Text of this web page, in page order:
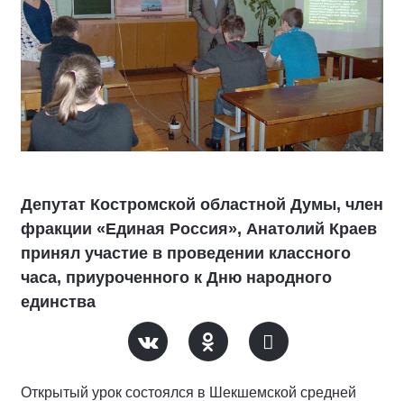
Депутат Костромской областной Думы, член
фракции «Единая Россия», Анатолий Краев
принял участие в проведении классного
часа, приуроченного к Дню народного
единства
Открытый урок состоялся в Шекшемской средней